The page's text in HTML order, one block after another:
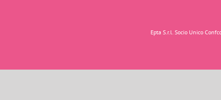
Epta S.r.l. Socio Unico